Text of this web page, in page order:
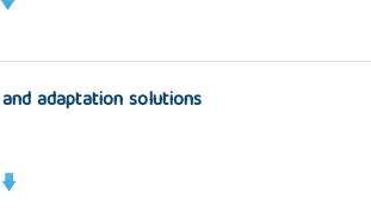
adaptation solutions